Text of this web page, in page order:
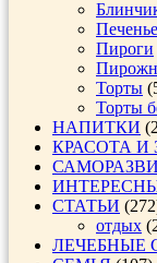
Печенье
Пироги
Торты
Торты
НАПИТКИ
КРАСОТА И
СТАТЬИ
отдых
ЛЕЧЕБНЫЕ